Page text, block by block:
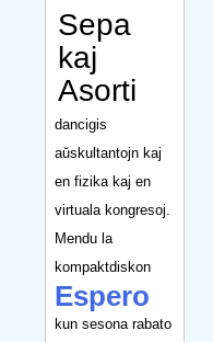
Sepa
kaj
Asorti
dancigis
aŭskultantojn kaj
en fizika kaj en
virtuala kongresoj.
Mendu la
kompaktdiskon
Espero
kun sesona rabato